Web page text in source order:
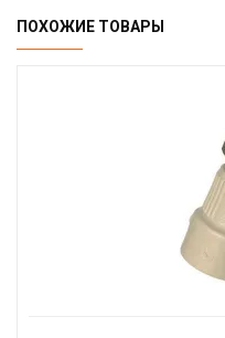
ПОХОЖИЕ ТОВАРЫ